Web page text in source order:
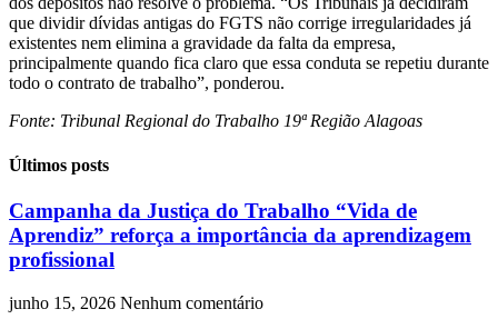
que dividir dívidas antigas do FGTS não corrige irregularidades já
existentes nem elimina a gravidade da falta da empresa,
principalmente quando fica claro que essa conduta se repetiu durante
todo o contrato de trabalho”, ponderou.
Fonte: Tribunal Regional do Trabalho 19ª Região Alagoas
Últimos posts
Campanha da Justiça do Trabalho “Vida de
Aprendiz” reforça a importância da aprendizagem
profissional
junho 15, 2026 Nenhum comentário